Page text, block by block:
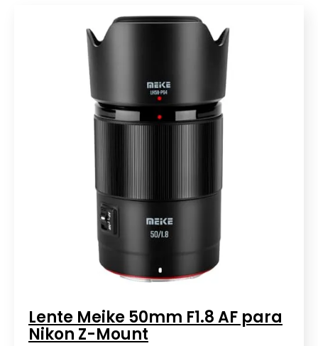
Lente Meike 50mm F1.8 AF para
Nikon Z-Mount